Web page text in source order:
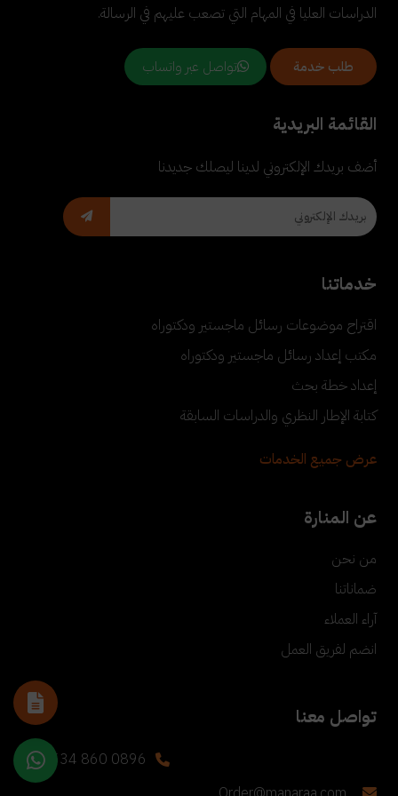
الدراسات العليا في المهام التي تصعب عليهم في الرسالة.
طلب خدمة تواصل عبر واتساب
القائمة البريدية
أضف بريدك الإلكتروني لدينا ليصلك جديدنا
خدماتنا
اقتراح موضوعات رسائل ماجستير ودكتوراه
مكتب إعداد رسائل ماجستير ودكتوراه
إعداد خطة بحث
كتابة الإطار النظري والدراسات السابقة
عرض جميع الخدمات
عن المنارة
من نحن
ضماناتنا
آراء العملاء
انضم لفريق العمل
تواصل معنا
+90 534 860 0896